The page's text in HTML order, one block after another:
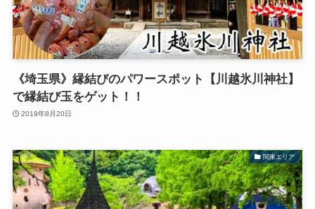
《埼玉県》縁結びのパワースポット【川越氷川神社】
で縁結び玉をゲット！！
2019年8月20日
関東エリア